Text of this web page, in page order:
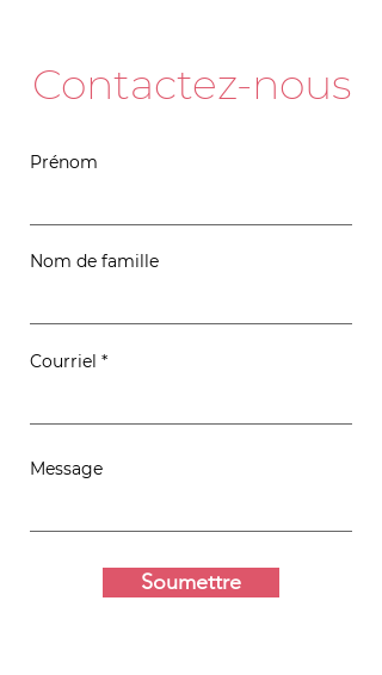
Contactez-nous
Prénom
Nom de famille
Courriel
Message
Soumettre